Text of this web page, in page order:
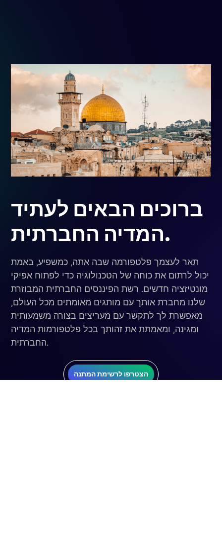
ברוכים הבאים לעתיד
המדיה החברתית.
תאר לעצמך פלטפורמה שבה אתה, כמשפיע, באמת
יכול לרתום את כוחה של הטכנולוגיה כדי לפתוח אפיקי
מונטיזציה חדשים. רשת הפיננסים החברתית המבוזרת
שלנו מחברת אותך עם מותגים מאומתים מכל העולם,
מאפשרת לך לתקשר עם מעריצים בצורה משמעותית
ומגינה, ומאמתת את זהותך בכל פלטפורמות המדיה
החברתית.
הצטרפו לרשימת המתנה